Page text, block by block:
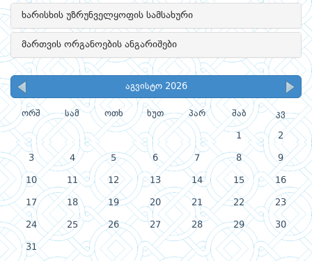
ხარისხის უზრუნველყოფის სამსახური
მართვის ორგანოების ანგარიშები
აგვისტო 2026
ორშ სამ ოთხ ხუთ პარ შაბ კვ
1 2
3 4 5 6 7 8 9
10 11 12 13 14 15 16
17 18 19 20 21 22 23
24 25 26 27 28 29 30
31